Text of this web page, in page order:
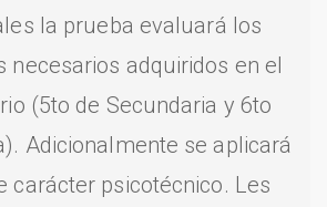
la prueba evaluará los
necesarios adquiridos en el
(5to de Secundaria y 6to
Adicionalmente se aplicará
carácter psicotécnico. Les